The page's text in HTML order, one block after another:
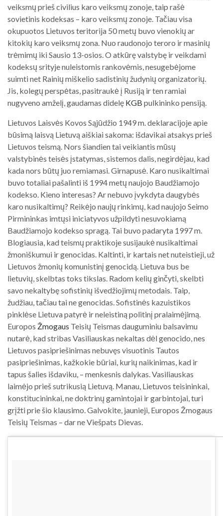
veiksmų prieš civilius karo veiksmų zonoje, taip rašė
sovietinis kodeksas – karo veiksmų zonoje. Tačiau visa
okupuotos Lietuvos teritorija 50 metų buvo vienokių ar
kitokių karo veiksmų zona. Nuo raudonojo teroro ir masinių
trėmimų iki Sausio 13-osios. O atkūrę valstybę ir veikdami
kodeksų srityje nuleistomis rankovėmis, nesugebėjome
suimti net Rainių miškelio sadistinių žudynių organizatorių.
Jis, kolegų perspėtas, pasitraukė į Rusiją ir ten ramiai
nugyveno amželį, gaudamas didelę KGB pulkininko pensiją.
Lietuvos Laisvės Kovos Sąjūdžio 1949 m. deklaracijoje apie
būsimą laisvą Lietuvą aiškiai sakoma: išdavikai atsakys prieš
Lietuvos teismą. Nors šiandien tai veikiantis mūsų
valstybinės teisės įstatymas, sistemos dalis, negirdėjau, kad
kada nors būtų juo remiamasi. Girnapusė. Karo nusikaltimai
buvo totaliai pašalinti iš 1994 metų naujojo Baudžiamojo
kodekso. Kieno interesas? Ar nebuvo įvykdyta daugybės
karo nusikaltimų? Reikėjo naujų rinkimų, kad naujojo Seimo
Pirmininkas imtųsi iniciatyvos užpildyti nesuvokiamą
Baudžiamojo kodekso spragą. Tai buvo padaryta 1997 m.
Blogiausia, kad teismų praktikoje susijaukė nusikaltimai
žmoniškumui ir genocidas. Kaltinti, ir kartais net nuteistieji, už
Lietuvos žmonių komunistinį genocidą. Lietuva bus be
lietuvių, skelbtas toks tikslas. Radom kelių ginčyti, skelbti
savo nekaltybę sofistinių išvedžiojimų metodais. Taip,
žudžiau, tačiau tai ne genocidas. Sofistinės kazuistikos
pinklėse Lietuva patyrė ir neleistiną politinį pralaimėjimą.
Europos Žmogaus Teisių Teismas dauguminiu balsavimu
nutarė, kad stribas Vasiliauskas nekaltas dėl genocido, nes
Lietuvos pasipriešinimas nebuvęs visuotinis Tautos
pasipriešinimas, kažkokie būriai, kurių naikinimas, kad ir
tapus šalies išdaviku, – menkesnis dalykas. Vasiliauskas
laimėjo prieš sutrikusią Lietuvą. Manau, Lietuvos teisininkai,
konstitucininkai, ne doktrinų gamintojai ir garbintojai, turi
grįžti prie šio klausimo. Galvokite, jaunieji, Europos Žmogaus
Teisių Teismas – dar ne Viešpats Dievas.